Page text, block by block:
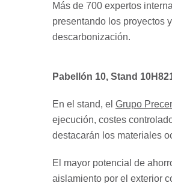
Más de 700 expertos
presentando los proyectos
descarbonización.
Pabellón 10, Stand
En el stand, el Grupo
ejecución, costes
destacarán los materiales
El mayor potencial de
aislamiento por el exterior